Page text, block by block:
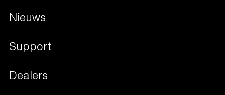
Vis
Non-food
Besturingssystemen
Verpakkingsoplossingen
Navigation
Nieuws
Support
Dealers